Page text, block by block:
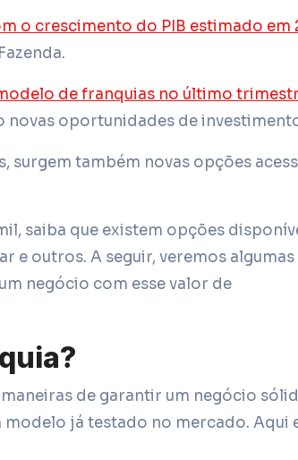
o crescimento do PIB estimado em
de franquias no último
oportunidades de
também novas opções
saiba que existem opções
e outros. A seguir, veremos algumas
negócio com esse valor de
de garantir um negócio
modelo já testado no mercado. Aqui